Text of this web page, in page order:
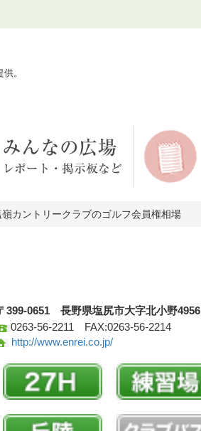
。
嶺カントリークラブのゴルフ会員権相場
399-0651 長野県塩尻市大字北小野4956
0263-56-2211 FAX:0263-56-2214
http://www.enrei.co.jp/